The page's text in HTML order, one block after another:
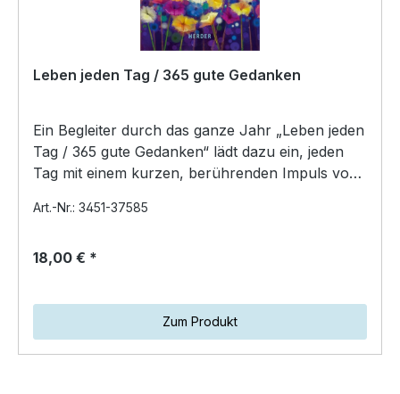
Leben jeden Tag / 365 gute Gedanken
Ein Begleiter durch das ganze Jahr „Leben jeden
Tag / 365 gute Gedanken“ lädt dazu ein, jeden
Tag mit einem kurzen, berührenden Impuls von
Art.-Nr.: 3451-37585
18,00 € *
Zum Produkt